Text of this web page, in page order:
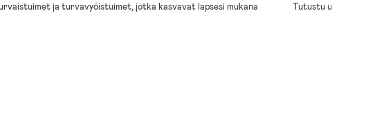
ja turvavyöistuimet, jotka kasvavat lapsesi mukana Tutustu uuteen